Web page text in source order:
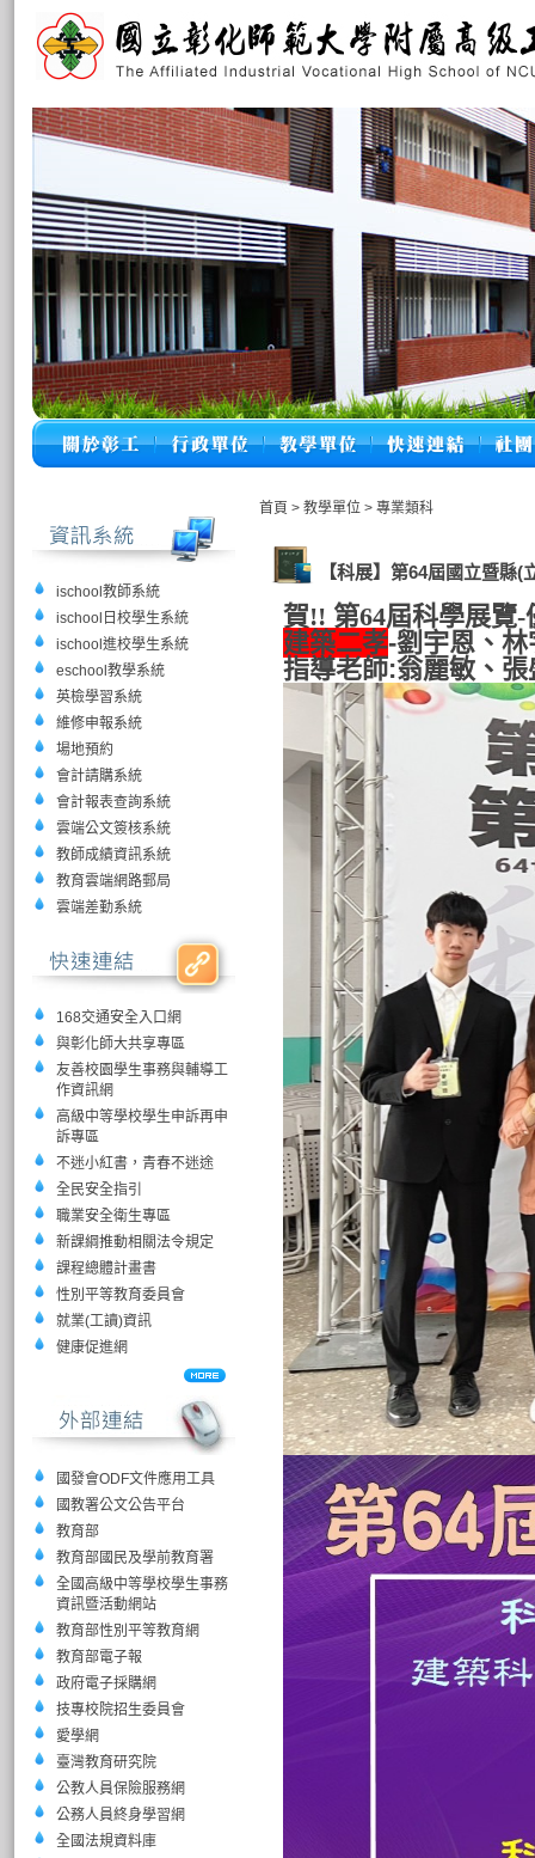
ischool教師系統
ischool日校學生系統
ischool進校學生系統
eschool教學系統
英檢學習系統
維修申報系統
場地預約
會計請購系統
會計報表查詢系統
雲端公文簽核系統
教師成績資訊系統
教育雲端網路郵局
雲端差勤系統
168交通安全入口網
與彰化師大共享專區
友善校園學生事務與輔導工
作資訊網
高級中等學校學生申訴再申
訴專區
不迷小紅書，青春不迷途
全民安全指引
職業安全衛生專區
新課綱推動相關法令規定
課程總體計畫書
性別平等教育委員會
就業(工讀)資訊
健康促進網
國發會ODF文件應用工具
國教署公文公告平台
教育部
教育部國民及學前教育署
全國高級中等學校學生事務
資訊暨活動網站
教育部性別平等教育網
教育部電子報
政府電子採購網
技專校院招生委員會
愛學網
臺灣教育研究院
公教人員保險服務網
公務人員終身學習網
全國法規資料庫
首頁 > 教學單位 > 專業類科
【科展】第64屆國立暨縣
賀!! 第64屆科學展覽-
建築二孝-劉宇恩、
指導老師:翁麗敏、張